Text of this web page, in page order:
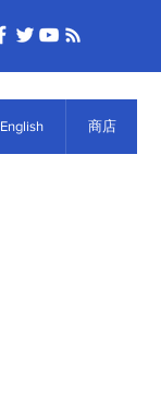
English 商店